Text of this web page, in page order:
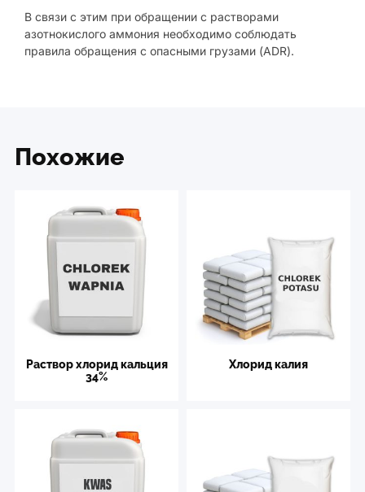
В связи с этим при обращении с растворами
азотнокислого аммония необходимо соблюдать
правила обращения с опасными грузами (ADR).
Похожие
Раствор xлорид кальция
34%
Хлорид калия